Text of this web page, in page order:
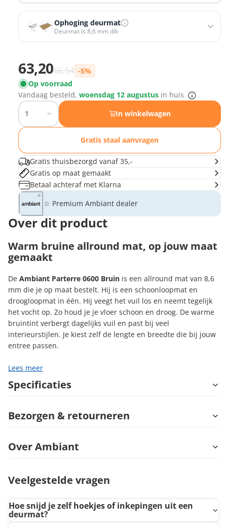
Ophoging deurmat
Deurmat is 8,6 mm dik
€5,84 voor 80 x 40
Opvulmat 5 mm
€8,08 voor 80 x 40 −
Prijs met korting
63,20 -5%
Normale prijs
66,54
Op voorraad
Vandaag besteld, woensdag 12 augustus in huis
In winkelwagen
Gratis staal aanvragen
Gratis thuisbezorgd vanaf 35,-
Gratis op maat gemaakt
Betaal achteraf met Klarna
☆ Premium Ambiant dealer
Over dit product
Lees meer
Warm bruine allround mat, op jouw maat
gemaakt
De Ambiant Parterre 0600 Bruin is een allround mat van 8,6
mm die je op maat bestelt. Hij is een schoonloopmat en
droogloopmat in één. Hij veegt het vuil los en neemt tegelijk
het vocht op. Zo houd je je vloer schoon en droog. De warme
bruintint verbergt dagelijks vuil en past bij veel
interieurstijlen. Je kiest zelf de lengte en breedte die bij jouw
entree passen.
Specificaties
Bezorgen & retourneren
Over Ambiant
Veelgestelde vragen
Hoe snijd je zelf hoekjes of inkepingen uit een
deurmat?